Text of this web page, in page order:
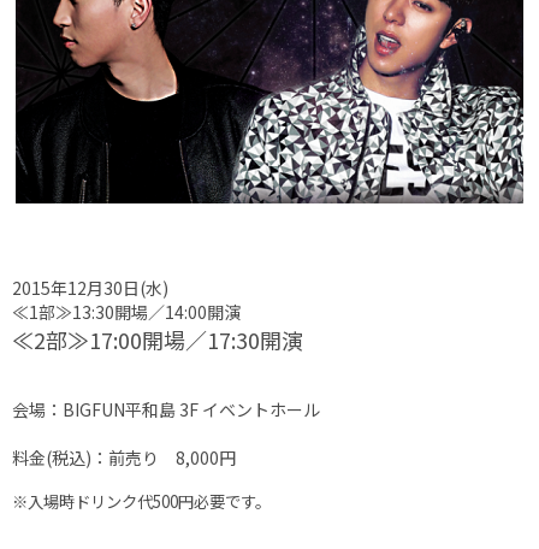
2015年12月30日(水)
≪1部≫13:30開場／14:00開演
≪2部≫17:00開場／17:30開演
会場： BIGFUN平和島 3F イベントホール
料金(税込)：前売り 8,000円
※入場時ドリンク代500円必要です。